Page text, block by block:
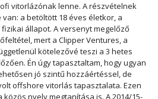
vitorlázónak lenne. A részvételnek
a betöltött 18 éves életkor, a
állapot. A versenyt megelőző
mert a Clipper Ventures, a
kötelezővé teszi a 3 hetes
Én úgy tapasztaltam, hogy ugyan
jó szintű hozzáértéssel, de
offshore vitorlás tapasztalata. Ezen
nyelv megtanítása is. A 2014/15-